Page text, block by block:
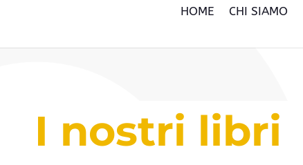
HOME CHI SIAMO
I nostri libri